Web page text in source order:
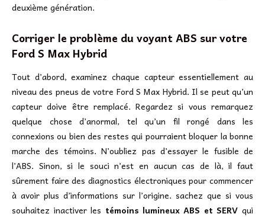
deuxième génération.
Corriger le problème du voyant ABS sur votre
Ford S Max Hybrid
Tout d’abord, examinez chaque capteur essentiellement au
niveau des pneus de votre Ford S Max Hybrid. Il se peut qu’un
capteur doive être remplacé. Regardez si vous remarquez
quelque chose d’anormal, tel qu’un fil rongé dans les
connexions ou bien des restes qui pourraient bloquer la bonne
marche des témoins. N’oubliez pas d’essayer le fusible de
l’ABS. Sinon, si le souci n’est en aucun cas de là, il faut
sûrement faire des diagnostics électroniques pour commencer
à avoir plus d’informations sur l’origine. sachez que si vous
souhaitez inactiver les témoins lumineux ABS et SERV qui